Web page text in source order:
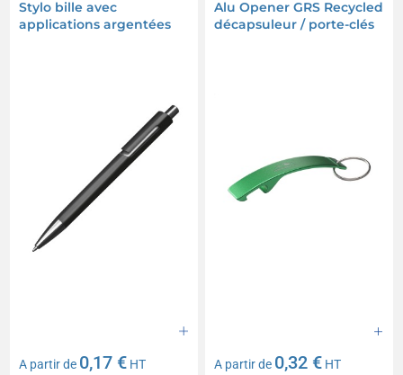
Stylo bille avec
applications argentées
A partir de 0,17 € HT
Alu Opener GRS Recycled
décapsuleur / porte-clés
A partir de 0,32 € HT